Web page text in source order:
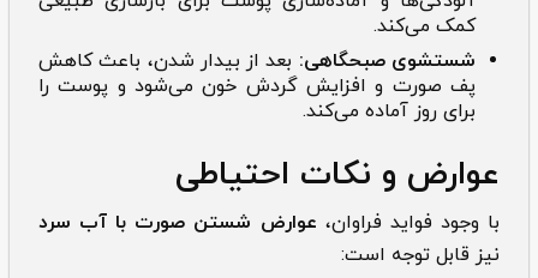
کمک می‌کند.
شستشوی صبحگاهی: بعد از بیدار شدن، باعث کاهش
پف صورت و افزایش گردش خون می‌شود و پوست را
برای روز آماده می‌کند.
عوارض و نکات احتیاطی
با وجود فواید فراوان، عوارض شستن صورت با آب سرد
نیز قابل توجه است: